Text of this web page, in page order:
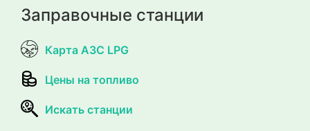
Заправочные станции
Карта АЗС LPG
Цены на топливо
Искать станции